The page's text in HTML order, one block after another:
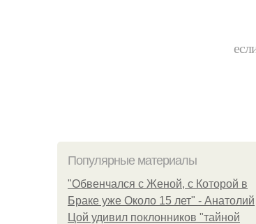
Популярные материалы
"Обвенчался с Женой, с Которой в
Браке уже Около 15 лет" - Анатолий
Цой удивил поклонников "тайной